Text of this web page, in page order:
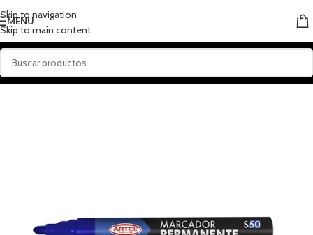
Skip to navigation
Skip to main content
MENU